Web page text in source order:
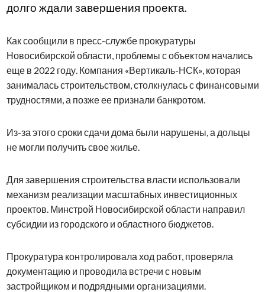
долго ждали завершения проекта.
Как сообщили в пресс-службе прокуратуры
Новосибирской области, проблемы с объектом начались
еще в 2022 году. Компания «Вертикаль-НСК», которая
занималась строительством, столкнулась с финансовыми
трудностями, а позже ее признали банкротом.
Из-за этого сроки сдачи дома были нарушены, а дольцы
не могли получить свое жилье.
Для завершения строительства власти использовали
механизм реализации масштабных инвестиционных
проектов. Минстрой Новосибирской области направил
субсидии из городского и областного бюджетов.
Прокуратура контролировала ход работ, проверяла
документацию и проводила встречи с новым
застройщиком и подрядными организациями.